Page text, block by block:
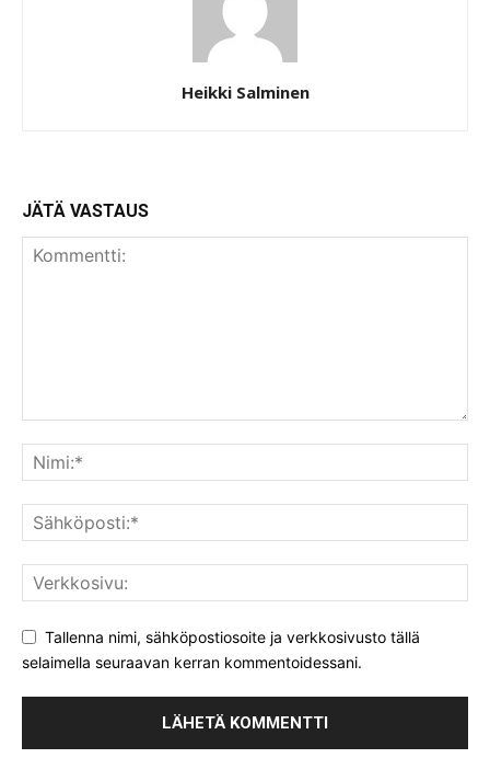
Heikki Salminen
JÄTÄ VASTAUS
Tallenna nimi, sähköpostiosoite ja verkkosivusto tällä
selaimella seuraavan kerran kommentoidessani.